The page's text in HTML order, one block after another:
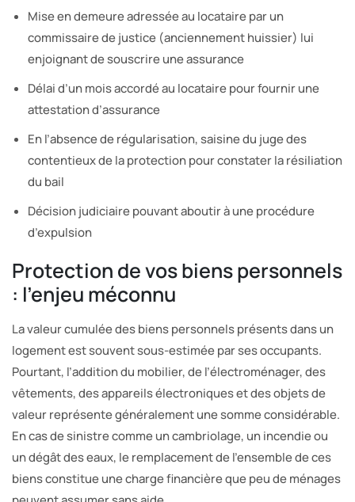
Mise en demeure adressée au locataire par un
commissaire de justice (anciennement huissier) lui
enjoignant de souscrire une assurance
Délai d’un mois accordé au locataire pour fournir une
attestation d’assurance
En l’absence de régularisation, saisine du juge des
contentieux de la protection pour constater la résiliation
du bail
Décision judiciaire pouvant aboutir à une procédure
d’expulsion
Protection de vos biens personnels
: l’enjeu méconnu
La valeur cumulée des biens personnels présents dans un
logement est souvent sous-estimée par ses occupants.
Pourtant, l’addition du mobilier, de l’électroménager, des
vêtements, des appareils électroniques et des objets de
valeur représente généralement une somme considérable.
En cas de sinistre comme un cambriolage, un incendie ou
un dégât des eaux, le remplacement de l’ensemble de ces
biens constitue une charge financière que peu de ménages